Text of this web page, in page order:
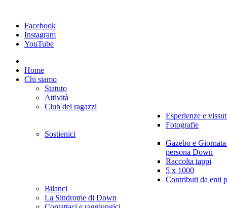
Facebook
Instagram
YouTube
Home
Chi siamo
Statuto
Attività
Club dei ragazzi
Esperienze e
Fotografie
Sostienici
Gazebo e
persona Down
Raccolta tappi
5 x 1000
Contributi da enti
Bilanci
La Sindrome di Down